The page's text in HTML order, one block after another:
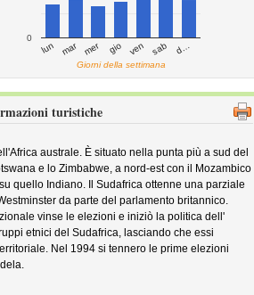
lun mar mer gio ven sab d…
0
Giorni della settimana
turistiche
australe. È situato nella punta più a sud del
e lo Zimbabwe, a nord-est con il Mozambico
quello Indiano. Il Sudafrica ottenne una parziale
da parte del parlamento britannico.
vinse le elezioni e iniziò la politica dell'
etnici del Sudafrica, lasciando che essi
Nel 1994 si tennero le prime elezioni